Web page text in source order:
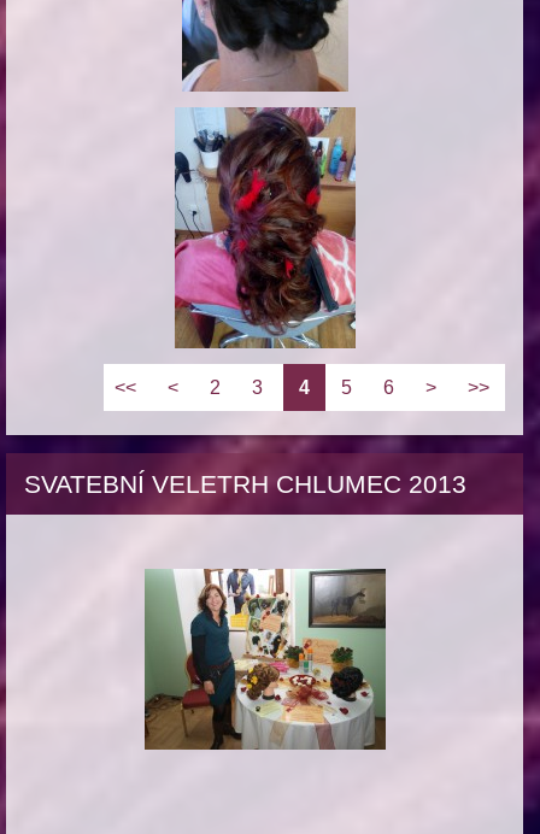
<< < 2 3 4 5 6 > >>
SVATEBNÍ VELETRH CHLUMEC 2013